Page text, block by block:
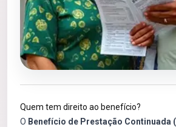
Quem tem direito ao benefício?
O Benefício de Prestação Continuada